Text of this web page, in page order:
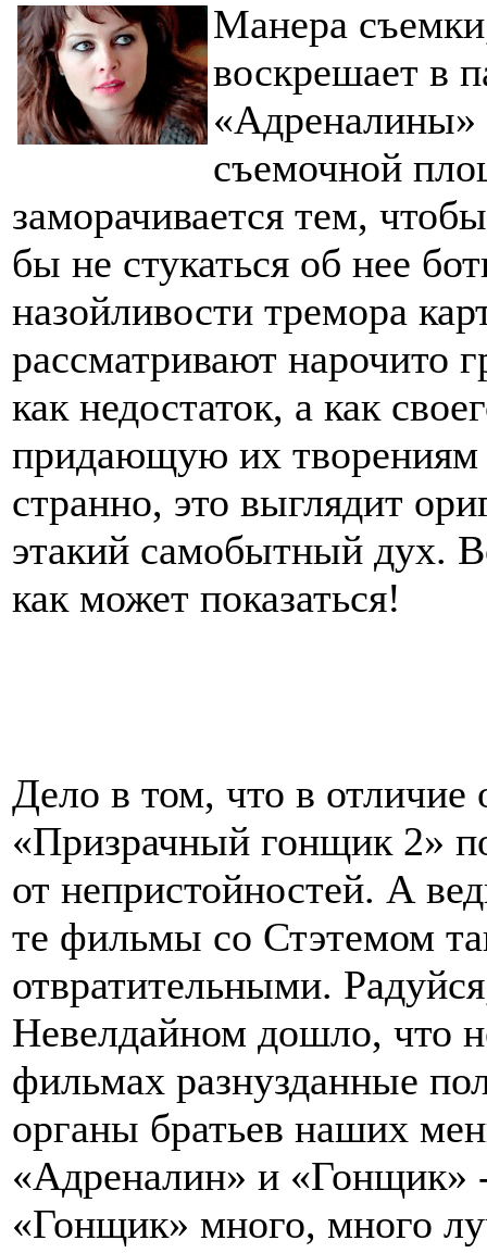
Манера
воскрешает в
«Адреналины»
съемочной
заморачивается тем,
бы не стукаться об нее
назойливости тремора
рассматривают нарочито
как недостаток, а как
придающую их творениям
странно, это выглядит
этакий самобытный дух.
как может показаться!
Дело в том, что в отличие
«Призрачный гонщик 2»
от непристойностей. А
те фильмы со Стэтемом
отвратительными.
Невелдайном дошло, что
фильмах разнузданные
органы братьев наших
«Адреналин» и «Гонщик»
«Гонщик» много, много